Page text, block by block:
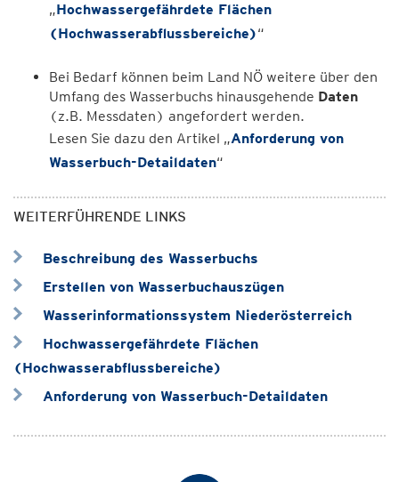
„Hochwassergefährdete Flächen
(Hochwasserabflussbereiche)“
Bei Bedarf können beim Land NÖ weitere über den
Umfang des Wasserbuchs hinausgehende Daten
(z.B. Messdaten) angefordert werden.
Lesen Sie dazu den Artikel „Anforderung von
Wasserbuch-Detaildaten“
WEITERFÜHRENDE LINKS
Beschreibung des Wasserbuchs
Erstellen von Wasserbuchauszügen
Wasserinformationssystem Niederösterreich
Hochwassergefährdete Flächen
(Hochwasserabflussbereiche)
Anforderung von Wasserbuch-Detaildaten